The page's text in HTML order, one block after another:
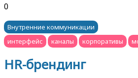
0
Внутренние коммуникации
интерфейс
каналы корпоративы
HR-брендинг